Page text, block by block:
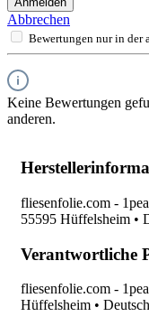
Abbrechen
Bewertungen nur in der
Keine Bewertungen
anderen.
fliesenfolie.com -
55595 Hüffelsheim •
Verantwortliche
fliesenfolie.com -
Hüffelsheim •